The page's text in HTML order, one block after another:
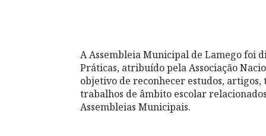
A Assembleia Municipal de Lamego foi
Práticas, atribuído pela Associação
objetivo de reconhecer estudos,
trabalhos de âmbito escolar
Assembleias Municipais.